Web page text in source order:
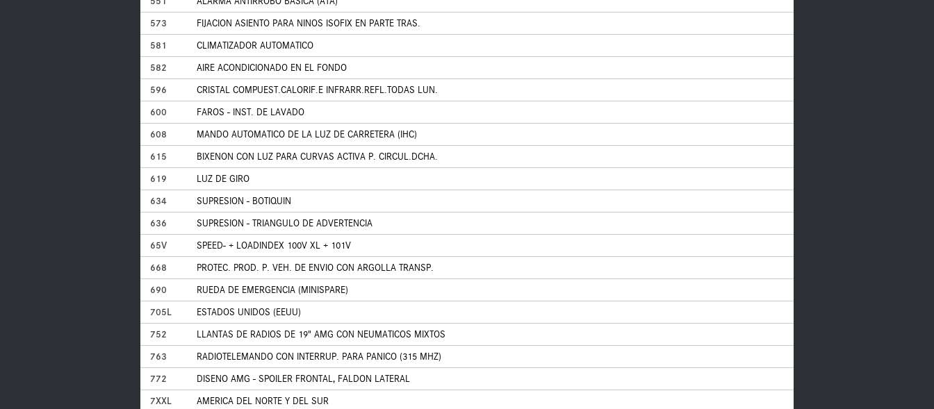
573
FIJACION ASIENTO PARA NINOS ISOFIX EN PARTE TRAS.
581
CLIMATIZADOR AUTOMATICO
582
AIRE ACONDICIONADO EN EL FONDO
596
CRISTAL COMPUEST.CALORIF.E INFRARR.REFL.TODAS LUN.
600
FAROS - INST. DE LAVADO
608
MANDO AUTOMATICO DE LA LUZ DE CARRETERA (IHC)
615
BIXENON CON LUZ PARA CURVAS ACTIVA P. CIRCUL.DCHA.
619
LUZ DE GIRO
634
SUPRESION - BOTIQUIN
636
SUPRESION - TRIANGULO DE ADVERTENCIA
65V
SPEED- + LOADINDEX 100V XL + 101V
668
PROTEC. PROD. P. VEH. DE ENVIO CON ARGOLLA TRANSP.
690
RUEDA DE EMERGENCIA (MINISPARE)
705L
ESTADOS UNIDOS (EEUU)
752
LLANTAS DE RADIOS DE 19" AMG CON NEUMATICOS MIXTOS
763
RADIOTELEMANDO CON INTERRUP. PARA PANICO (315 MHZ)
772
DISENO AMG - SPOILER FRONTAL, FALDON LATERAL
7XXL
AMERICA DEL NORTE Y DEL SUR